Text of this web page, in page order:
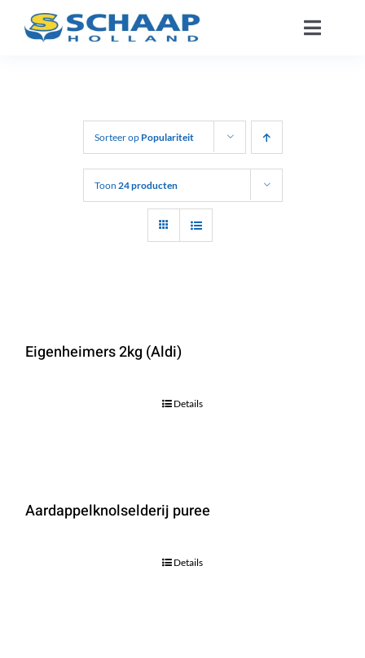
naar
Toggle
NL
Sorteer op Populariteit
Toon 24 producten
Eigenheimers 2kg (Aldi)
Details
Aardappelknolselderij puree
Details